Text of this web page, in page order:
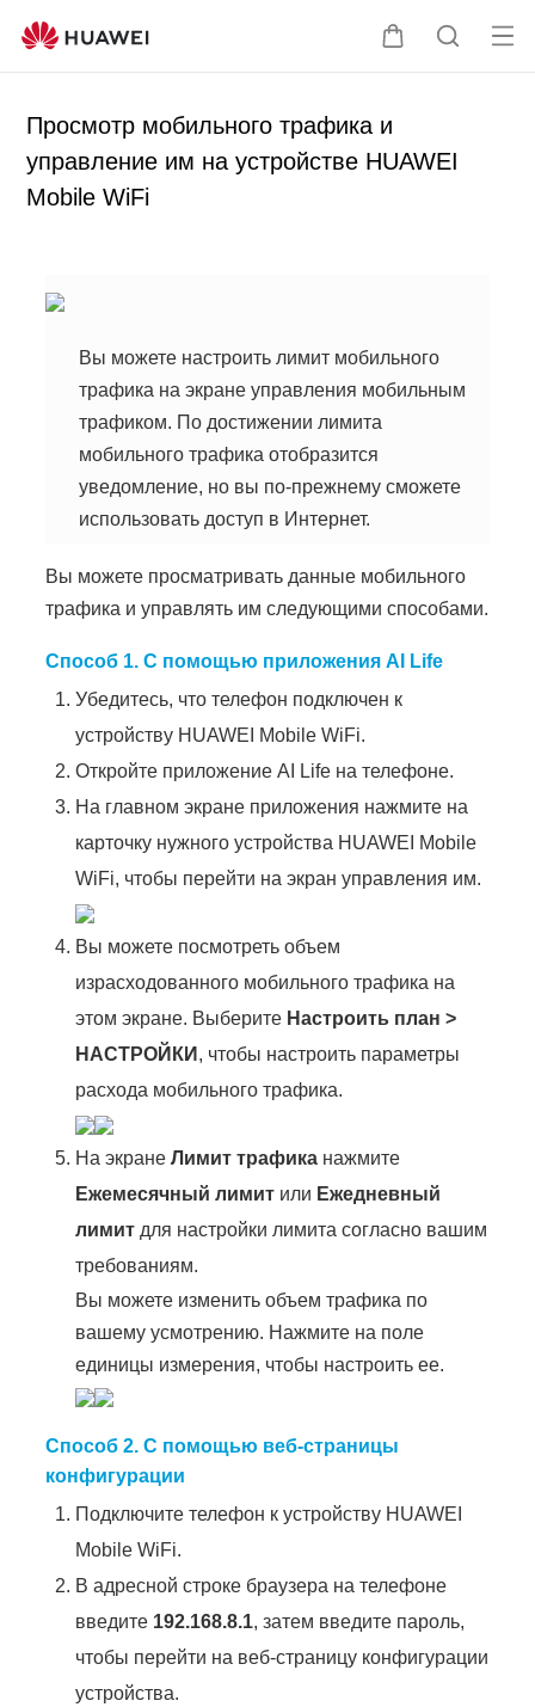
Щ
а
л
П
к
От
Просмотр мобильного трафика и
управление им на устройстве HUAWEI
Mobile WiFi
Вы можете настроить лимит мобильного
трафика на экране управления мобильным
трафиком. По достижении лимита
мобильного трафика отобразится
уведомление, но вы по-прежнему сможете
использовать доступ в Интернет.
Вы можете просматривать данные мобильного
трафика и управлять им следующими способами.
Способ 1. С помощью приложенияAI Life
Убедитесь, что телефон подключен к
устройству HUAWEI Mobile WiFi.
Откройте приложение AI Life на телефоне.
На главном экране приложения нажмите на
карточку нужного устройства HUAWEI Mobile
WiFi, чтобы перейти на экран управления им.
Вы можете посмотреть объем
израсходованного мобильного трафика на
этом экране. Выберите Настроить план >
НАСТРОЙКИ , чтобы настроить параметры
расхода мобильного трафика.
На экранеЛимит трафика нажмите
Ежемесячный лимит или Ежедневный
лимит для настройки лимита согласно вашим
требованиям.
Вы можете изменить объем трафика по
вашему усмотрению. Нажмите на поле
единицы измерения, чтобы настроить ее.
Способ 2. С помощью веб-страницы
конфигурации
Подключите телефон к устройству HUAWEI
Mobile WiFi.
В адресной строке браузера на телефоне
введите 192.168.8.1, затем введите пароль,
чтобы перейти на веб-страницу конфигурации
устройства.